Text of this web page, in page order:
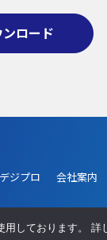
ロード
デジプロ 会社案内
ー サイトマップ
しております。